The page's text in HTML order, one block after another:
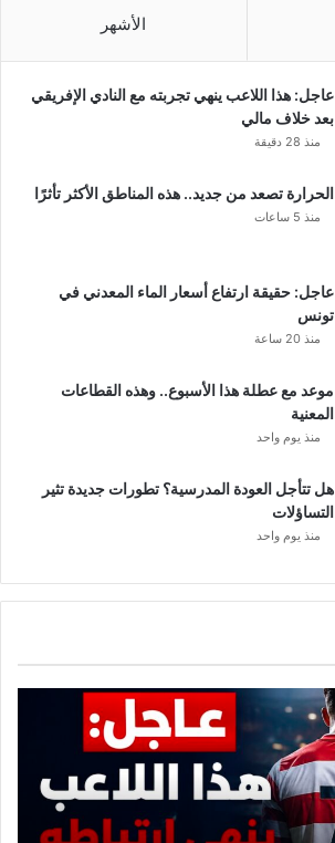
الأشهر
عاجل: هذا اللاعب ينهي تجربته مع النادي الإفريقي
بعد خلاف مالي
منذ 28 دقيقة
الحرارة تصعد من جديد.. هذه المناطق الأكثر تأثرًا
منذ 5 ساعات
عاجل: حقيقة ارتفاع أسعار الماء المعدني في
تونس
منذ 20 ساعة
موعد مع عطلة هذا الأسبوع.. وهذه القطاعات
المعنية
منذ يوم واحد
هل تتأجل العودة المدرسية؟ تطورات جديدة تثير
التساؤلات
منذ يوم واحد